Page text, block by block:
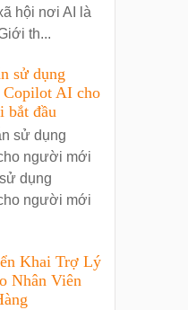
hội nơi AI là
th...
sử dụng
AI cho
bắt đầu
sử dụng
người mới
dụng
người mới
Khai Trợ Lý
Nhân Viên